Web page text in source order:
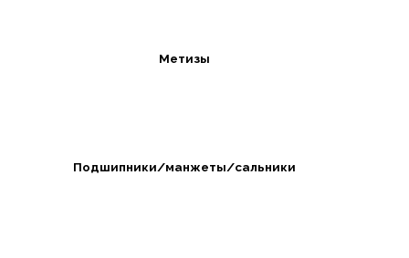
Метизы
Подшипники/манжеты/сальники